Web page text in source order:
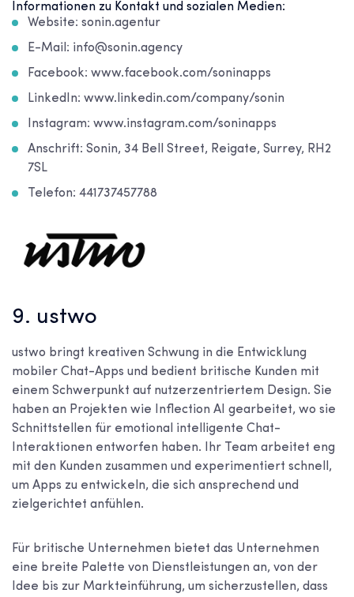
Informationen zu Kontakt und sozialen Medien:
Website: sonin.agentur
E-Mail: info@sonin.agency
Facebook: www.facebook.com/soninapps
LinkedIn: www.linkedin.com/company/sonin
Instagram: www.instagram.com/soninapps
Anschrift: Sonin, 34 Bell Street, Reigate, Surrey, RH2
7SL
Telefon: 441737457788
9. ustwo
ustwo bringt kreativen Schwung in die Entwicklung
mobiler Chat-Apps und bedient britische Kunden mit
einem Schwerpunkt auf nutzerzentriertem Design. Sie
haben an Projekten wie Inflection AI gearbeitet, wo sie
Schnittstellen für emotional intelligente Chat-
Interaktionen entworfen haben. Ihr Team arbeitet eng
mit den Kunden zusammen und experimentiert schnell,
um Apps zu entwickeln, die sich ansprechend und
zielgerichtet anfühlen.
Für britische Unternehmen bietet das Unternehmen
eine breite Palette von Dienstleistungen an, von der
Idee bis zur Markteinführung, um sicherzustellen, dass